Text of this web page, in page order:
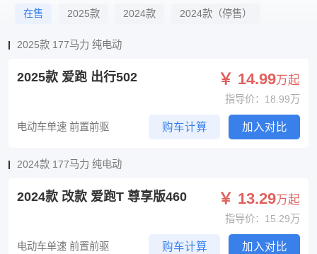
在售 2025款 2024款 2024款（停售）
2025款 177马力 纯电动
2025款 爱跑 出行502 ￥ 14.99万起
指导价：18.99万
电动车单速 前置前驱 购车计算 加入对比
2024款 177马力 纯电动
2024款 改款 爱跑T 尊享版460 ￥ 13.29万起
指导价：15.29万
电动车单速 前置前驱 购车计算 加入对比